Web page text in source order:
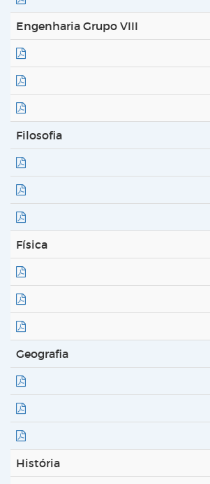
Engenharia Grupo VIII
Filosofia
Física
Geografia
História